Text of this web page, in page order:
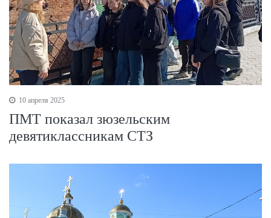
10 апреля 2025
ПМТ показал зюзельским
девятиклассникам СТЗ